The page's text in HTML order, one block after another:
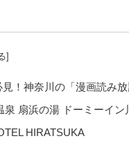
！神奈川の「漫画読み
扇浜の湯 ドーミーイン
HIRATSUKA